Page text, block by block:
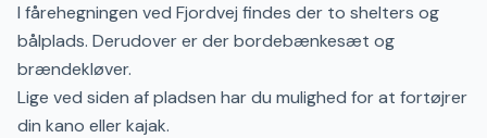
I fårehegningen ved Fjordvej findes der to shelters og
bålplads. Derudover er der bordebænkesæt og
brændekløver.
Lige ved siden af pladsen har du mulighed for at fortøjrer
din kano eller kajak.